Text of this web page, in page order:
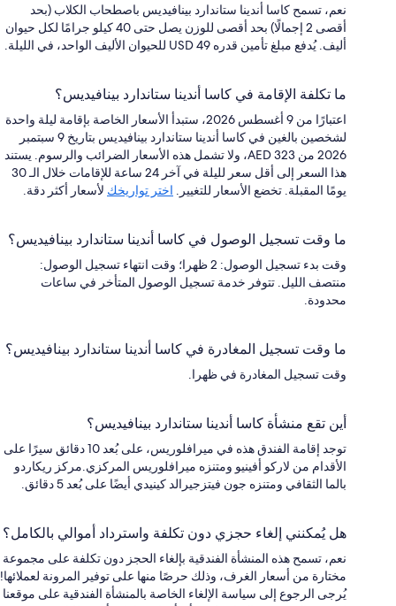
نعم، تسمح كاسا أندينا ستاندارد بينافيديس باصطحاب الكلاب (بحد
أقصى 2 إجمالًا) بحد أقصى للوزن يصل حتى 40 كيلو جرامًا لكل حيوان
أليف. يُدفع مبلغ تأمين قدره USD 49 للحيوان الأليف الواحد، في الليلة.
ما تكلفة الإقامة في كاسا أندينا ستاندارد بينافيديس؟
اعتبارًا من 9 أغسطس 2026، ستبدأ الأسعار الخاصة بإقامة ليلة واحدة
لشخصين بالغين في كاسا أندينا ستاندارد بينافيديس بتاريخ 9 سبتمبر
2026 من AED 323، ولا تشمل هذه الأسعار الضرائب والرسوم. يستند
هذا السعر إلى أقل سعر لليلة في آخر 24 ساعة للإقامات خلال الـ 30
يومًا المقبلة. تخضع الأسعار للتغيير. اختر تواريخك لأسعار أكثر دقة.
ما وقت تسجيل الوصول في كاسا أندينا ستاندارد بينافيديس؟
وقت بدء تسجيل الوصول: 2 ظهرا؛ وقت انتهاء تسجيل الوصول:
منتصف الليل. تتوفر خدمة تسجيل الوصول المتأخر في ساعات
محدودة.
ما وقت تسجيل المغادرة في كاسا أندينا ستاندارد بينافيديس؟
وقت تسجيل المغادرة في ظهرا.
أين تقع منشأة كاسا أندينا ستاندارد بينافيديس؟
توجد إقامة الفندق هذه في ميرافلوريس، على بُعد 10 دقائق سيرًا على
الأقدام من لاركو أفينيو ومتنزه ميرافلوريس المركزي.مركز ريكاردو
بالما الثقافي ومتنزه جون فيتزجيرالد كينيدي أيضًا على بُعد 5 دقائق.
هل يُمكنني إلغاء حجزي دون تكلفة واسترداد أموالي بالكامل؟
نعم، تسمح هذه المنشأة الفندقية بإلغاء الحجز دون تكلفة على مجموعة
مختارة من أسعار الغرف، وذلك حرصًا منها على توفير المرونة لعملائها!
يُرجى الرجوع إلى سياسة الإلغاء الخاصة بالمنشأة الفندقية على موقعنا